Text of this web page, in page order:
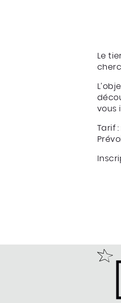
Le
vous
Tarif
la Compagnie des Tiers-Lieux
de la compagnie des Tiers-